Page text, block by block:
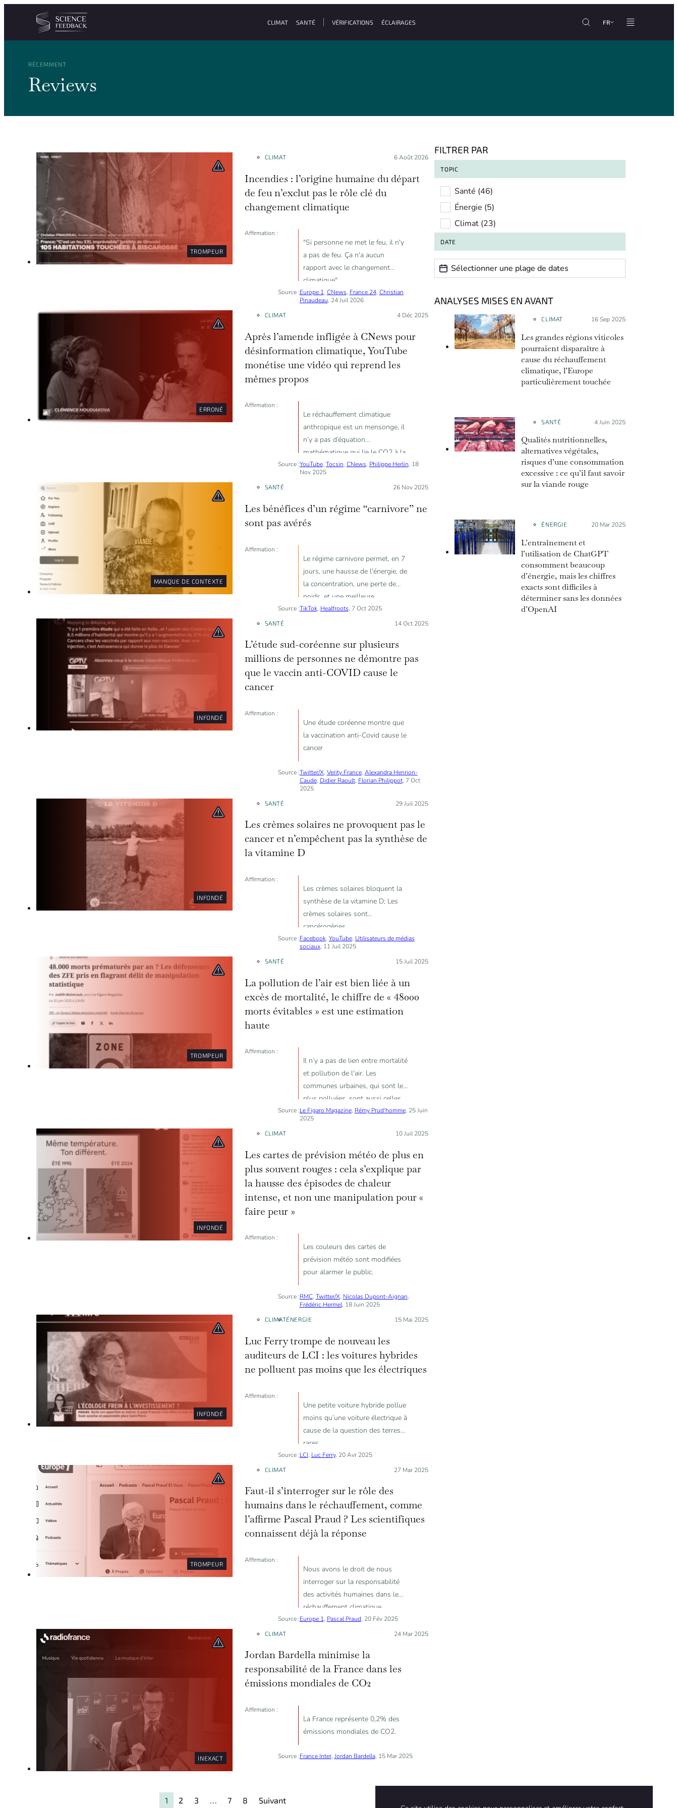
Personnaliser les paramètres de vos cookies
Aller au contenu
CLIMAT SANTÉ VÉRIFICATIONS ÉCLAIRAGES FR
RÉCEMMENT
Reviews
TROMPEUR
CLIMAT Posté le :
6 Août 2026
Incendies : l’origine humaine du départ
de feu n’exclut pas le rôle clé du
changement climatique
Affirmation :
"Si personne ne met le feu, il n'y
a pas de feu. Ça n'a aucun
rapport avec le changement
climatique"
Source :Europe 1, CNews, France 24, Christian
Pinaudeau, 24 Juil 2026
ERRONÉ
CLIMAT Posté le :
4 Déc 2025
Après l’amende infligée à CNews pour
désinformation climatique, YouTube
monétise une vidéo qui reprend les
mêmes propos
Affirmation :
Le réchauffement climatique
anthropique est un mensonge, il
n’y a pas d’équation
mathématique qui lie le CO2 à la
température.
Source :YouTube, Tocsin, CNews, Philippe Herlin, 18
Nov 2025
MANQUE DE CONTEXTE
SANTÉ Posté le :
26 Nov 2025
Les bénéfices d’un régime “carnivore” ne
sont pas avérés
Affirmation :
Le régime carnivore permet, en 7
jours, une hausse de l'énergie, de
la concentration, une perte de
poids, et une meilleure
absorption des nutriments.
Source :TikTok, Healfroots, 7 Oct 2025
INFONDÉ
SANTÉ Posté le :
14 Oct 2025
L’étude sud-coréenne sur plusieurs
millions de personnes ne démontre pas
que le vaccin anti-COVID cause le
cancer
Affirmation :
Une étude coréenne montre que
la vaccination anti-Covid cause le
cancer
Source :Twitter/X, Verity France, Alexandra Henrion-
Caude, Didier Raoult, Florian Philippot, 7 Oct
2025
INFONDÉ
SANTÉ Posté le :
29 Juil 2025
Les crèmes solaires ne provoquent pas le
cancer et n’empêchent pas la synthèse de
la vitamine D
Affirmation :
Les crèmes solaires bloquent la
synthèse de la vitamine D; Les
crèmes solaires sont
cancérogènes
Source :Facebook, YouTube, Utilisateurs de médias
sociaux, 11 Juil 2025
TROMPEUR
SANTÉ Posté le :
15 Juil 2025
La pollution de l’air est bien liée à un
excès de mortalité, le chiffre de « 48000
morts évitables » est une estimation
haute
Affirmation :
Il n’y a pas de lien entre mortalité
et pollution de l'air. Les
communes urbaines, qui sont les
plus polluées, sont aussi celles
où l’on meurt le moins. La
relation entre la concentration en
mortalité est “sortie d’un
chapeau”.
Source :Le Figaro Magazine, Rémy Prud'homme, 25 Juin
2025
INFONDÉ
CLIMAT Posté le :
10 Juil 2025
Les cartes de prévision météo de plus en
plus souvent rouges : cela s’explique par
la hausse des épisodes de chaleur
intense, et non une manipulation pour «
faire peur »
Affirmation :
Les couleurs des cartes de
prévision météo sont modifiées
pour alarmer le public.
Source :RMC, Twitter/X, Nicolas Dupont-Aignan,
Frédéric Hermel, 18 Juin 2025
INFONDÉ
CLIMATÉNERGIE Posté le :
15 Mai 2025
Luc Ferry trompe de nouveau les
auditeurs de LCI : les voitures hybrides
ne polluent pas moins que les électriques
Affirmation :
Une petite voiture hybride pollue
moins qu’une voiture électrique à
cause de la question des terres
rares.
Source :LCI, Luc Ferry, 20 Avr 2025
TROMPEUR
CLIMAT Posté le :
27 Mar 2025
Faut-il s’interroger sur le rôle des
humains dans le réchauffement, comme
l’affirme Pascal Praud ? Les scientifiques
connaissent déjà la réponse
Affirmation :
Nous avons le droit de nous
interroger sur la responsabilité
des activités humaines dans le
réchauffement climatique.
Source :Europe 1, Pascal Praud, 20 Fév 2025
INEXACT
CLIMAT Posté le :
24 Mar 2025
Jordan Bardella minimise la
responsabilité de la France dans les
émissions mondiales de CO2
Affirmation :
La France représente 0,2% des
émissions mondiales de CO2.
Source :France Inter, Jordan Bardella, 15 Mar 2025
1 2 3 7 8 Suivant
FILTRER PAR
TOPIC
TopicSanté (46)
Énergie (5)
Climat (23)
DATE
Date range
Date
ANALYSES MISES EN AVANT
CLIMAT Posté le :
16 Sep 2025
Les grandes régions viticoles
pourraient disparaître à
cause du réchauffement
climatique, l’Europe
particulièrement touchée
SANTÉ Posté le :
4 Juin 2025
Qualités nutritionnelles,
alternatives végétales,
risques d’une consommation
excessive : ce qu’il faut savoir
sur la viande rouge
ÉNERGIE Posté le :
20 Mar 2025
L’entraînement et
l’utilisation de ChatGPT
consomment beaucoup
d’énergie, mais les chiffres
exacts sont difficiles à
déterminer sans les données
d’OpenAI